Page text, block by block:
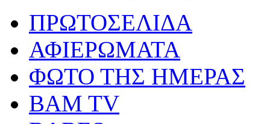
ΠΡΩΤΟΣΕΛΙΔΑ
ΑΦΙΕΡΩΜΑΤΑ
ΦΩΤΟ ΤΗΣ ΗΜΕΡΑΣ
BAM TV